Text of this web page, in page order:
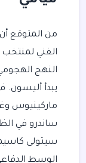
من المتوقع أن
الفني
النهج
يبدأ أليسون.
ماركينيوس
ساندرو في
سيتولى
الوسط